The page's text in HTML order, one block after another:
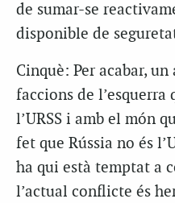
de sumar-se
disponible de
Cinquè: Per acabar,
faccions de l’esquerra
l’URSS i amb el món
fet que Rússia no és
ha qui està temptat a
l’actual conflicte és